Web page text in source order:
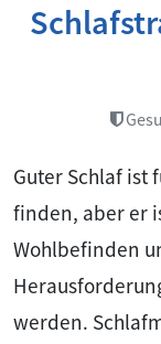
Guter Schlaf ist
finden, aber er
Wohlbefinden
werden.